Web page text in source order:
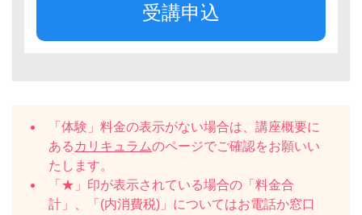
受講申込
「体験」料金の表示がない場合は、講座概要に
ある カリキュラムのページでご確認をお願いい
たします。
「★」印が表示されている場合の「料金合
計」、「(内消費税)」についてはお電話か窓口